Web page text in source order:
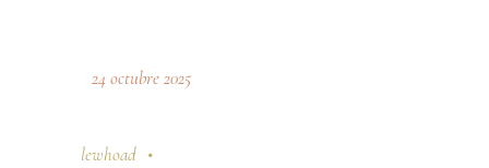
24 octubre 2025
lewhoad